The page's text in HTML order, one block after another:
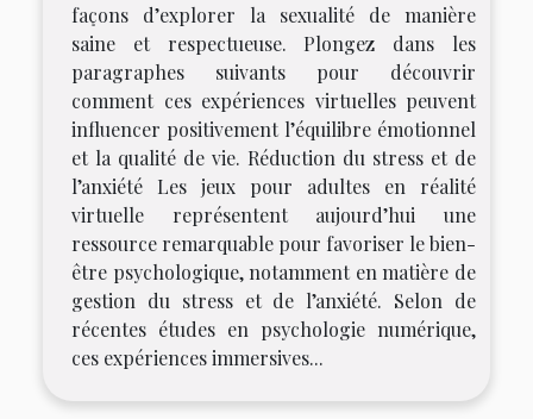
façons d’explorer la sexualité de manière
saine et respectueuse. Plongez dans les
paragraphes suivants pour découvrir
comment ces expériences virtuelles peuvent
influencer positivement l’équilibre émotionnel
et la qualité de vie. Réduction du stress et de
l’anxiété Les jeux pour adultes en réalité
virtuelle représentent aujourd’hui une
ressource remarquable pour favoriser le bien-
être psychologique, notamment en matière de
gestion du stress et de l’anxiété. Selon de
récentes études en psychologie numérique,
ces expériences immersives...